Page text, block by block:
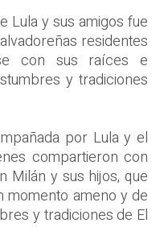
Lula y sus amigos fue
residentes
con sus raíces e
y tradiciones
por Lula y el
compartieron con
Milán y sus hijos, que
momento ameno y de
y tradiciones de El